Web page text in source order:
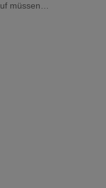
müssen
ist und trotzdem